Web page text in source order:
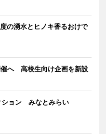
の湧水とヒノキ香るおけで
へ 高校生向け企画を新設
ション みなとみらい